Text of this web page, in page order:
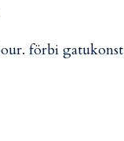
förbi gatukonst